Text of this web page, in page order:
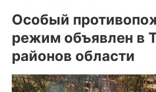
Особый
режим объявлен в
районов области